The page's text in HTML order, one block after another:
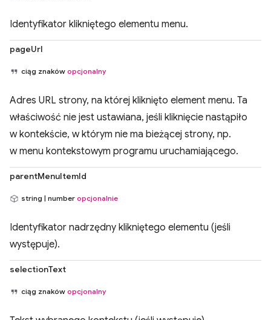
Identyfikator klikniętego elementu menu.
pageUrl
ciąg znaków opcjonalny
Adres URL strony, na której kliknięto element menu. Ta
właściwość nie jest ustawiana, jeśli kliknięcie nastąpiło
w kontekście, w którym nie ma bieżącej strony, np.
w menu kontekstowym programu uruchamiającego.
parentMenuItemId
string | number opcjonalnie
Identyfikator nadrzędny klikniętego elementu (jeśli
występuje).
selectionText
ciąg znaków opcjonalny